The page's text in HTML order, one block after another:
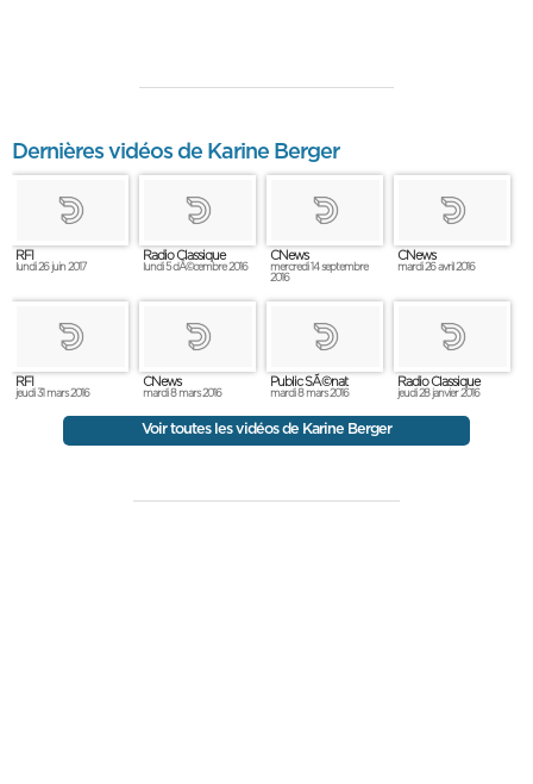
Dernières vidéos de Karine Berger
RFI
lundi 26 juin 2017
Radio Classique
lundi 5 dÃ©cembre 2016
CNews
mercredi 14 septembre
2016
CNews
mardi 26 avril 2016
RFI
jeudi 31 mars 2016
CNews
mardi 8 mars 2016
Public SÃ©nat
mardi 8 mars 2016
Radio Classique
jeudi 28 janvier 2016
Voir toutes les vidéos de Karine Berger